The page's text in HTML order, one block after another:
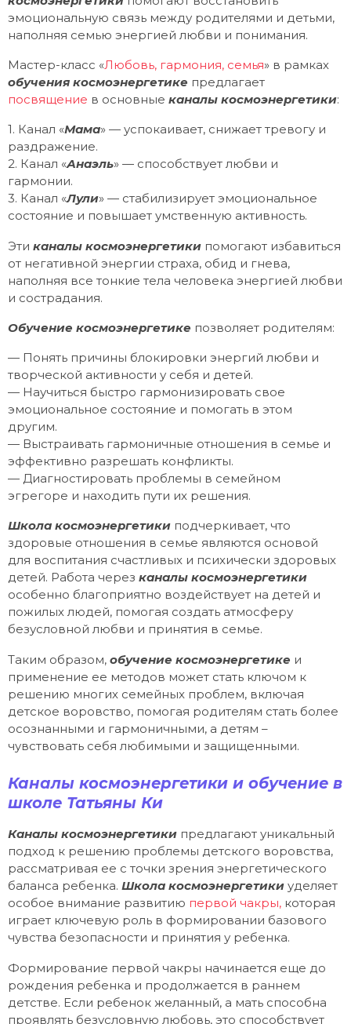
эмоциональную связь между родителями и детьми,
наполняя семью энергией любви и понимания.
Мастер-класс «Любовь, гармония, семья» в рамках
обучения космоэнергетике предлагает
посвящение в основные каналы космоэнергетики:
1. Канал «Мама» — успокаивает, снижает тревогу и
раздражение.
2. Канал «Анаэль» — способствует любви и
гармонии.
3. Канал «Лули» — стабилизирует эмоциональное
состояние и повышает умственную активность.
Эти каналы космоэнергетики помогают избавиться
от негативной энергии страха, обид и гнева,
наполняя все тонкие тела человека энергией любви
и сострадания.
Обучение космоэнергетике позволяет родителям:
— Понять причины блокировки энергий любви и
творческой активности у себя и детей.
— Научиться быстро гармонизировать свое
эмоциональное состояние и помогать в этом
другим.
— Выстраивать гармоничные отношения в семье и
эффективно разрешать конфликты.
— Диагностировать проблемы в семейном
эгрегоре и находить пути их решения.
Школа космоэнергетики подчеркивает, что
здоровые отношения в семье являются основой
для воспитания счастливых и психически здоровых
детей. Работа через каналы космоэнергетики
особенно благоприятно воздействует на детей и
пожилых людей, помогая создать атмосферу
безусловной любви и принятия в семье.
Таким образом, обучение космоэнергетике и
применение ее методов может стать ключом к
решению многих семейных проблем, включая
детское воровство, помогая родителям стать более
осознанными и гармоничными, а детям –
чувствовать себя любимыми и защищенными.
Каналы космоэнергетики и обучение в
школе Татьяны Ки
Каналы космоэнергетики предлагают уникальный
подход к решению проблемы детского воровства,
рассматривая ее с точки зрения энергетического
баланса ребенка. Школа космоэнергетики уделяет
особое внимание развитию первой чакры, которая
играет ключевую роль в формировании базового
чувства безопасности и принятия у ребенка.
Формирование первой чакры начинается еще до
рождения ребенка и продолжается в раннем
детстве. Если ребенок желанный, а мать способна
проявлять безусловную любовь, это способствует